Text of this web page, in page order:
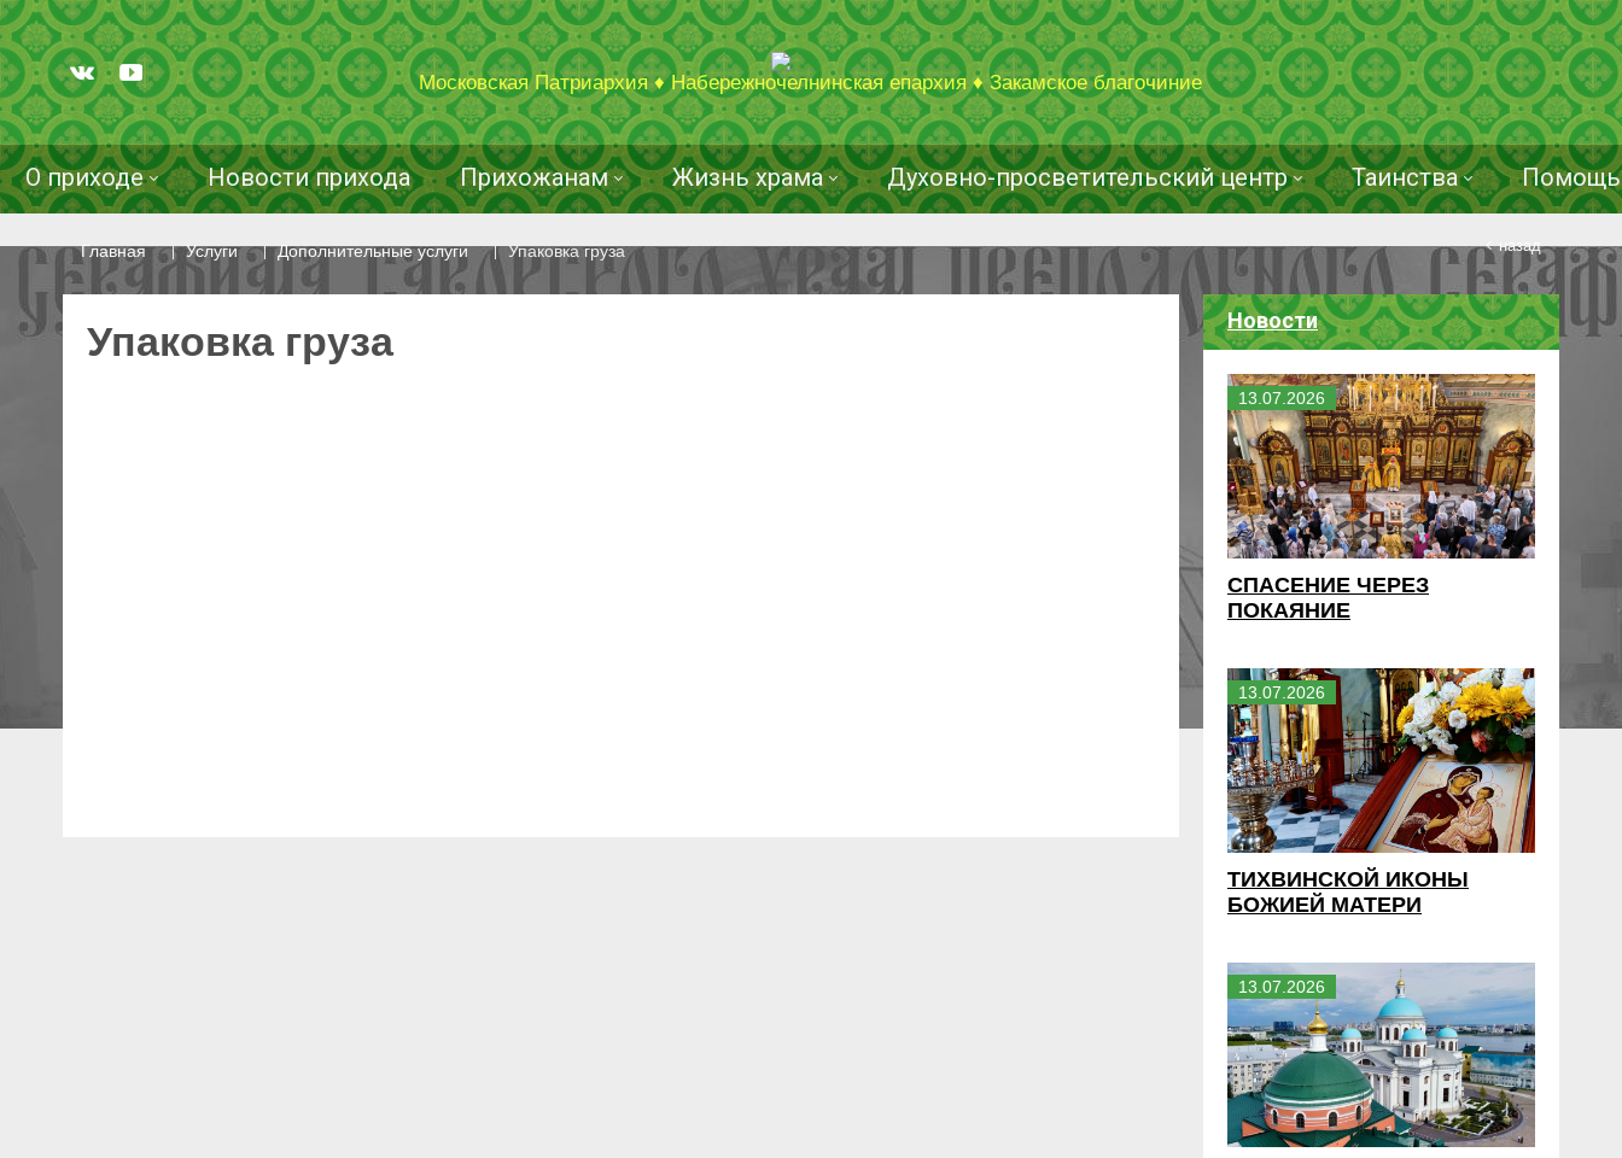
Московская Патриархия ♦ Набережночелнинская епархия ♦ Закамское благочиние
О приходе Новости прихода Прихожанам Жизнь храма Духовно-просветительский центр Таинства Помощь
Главная Услуги Дополнительные услуги Упаковка груза назад
Новости
13 07 2026
СПАСЕНИЕ ЧЕРЕЗ
ПОКАЯНИЕ
13 07 2026
ТИХВИНСКОЙ ИКОНЫ
БОЖИЕЙ МАТЕРИ
13 07 2026
Упаковка груза